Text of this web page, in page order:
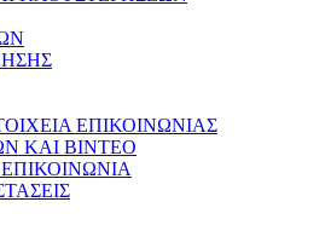
ΕΠΙΚΟΙΝΩΝΙΑΣ
ΚΑΙ ΒΙΝΤΕΟ